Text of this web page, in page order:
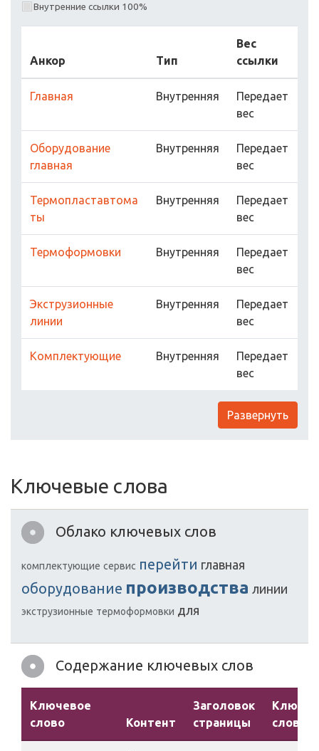
Внутренние ссылки 100%
Анкор Тип
Вес
ссылки
Главная Внутренняя
Передает
вес
Оборудование
главная
Внутренняя
Передает
вес
Термопластавтома
ты
Внутренняя
Передает
вес
Термоформовки Внутренняя
Передает
вес
Экструзионные
линии
Внутренняя
Передает
вес
Комплектующие Внутренняя
Передает
вес
Развернуть
Ключевые слова
Облако ключевых слов
комплектующие сервис перейти главная
оборудование производства линии
экструзионные термоформовки для
Содержание ключевых слов
Ключевое
слово
Контент
Заголовок
страницы
слова